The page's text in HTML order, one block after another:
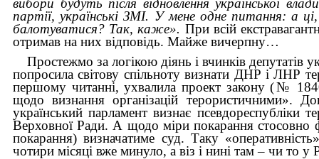
партії, українські ЗМІ. У мене одне питання: а
балотуватися? Так, каже». При всій
отримав на них відповідь. Майже вичерпну…
Простежмо за логікою діянь і вчинків депутатів
попросила світову спільноту визнати ДНР і ЛНР
першому читанні, ухвалила проект закону (№
щодо визнання організацій терористичними».
український парламент визнає
Верховної Ради. А щодо міри покарання стосовно
покарання) визначатиме суд. Таку
чотири місяці вже минуло, а віз і нині там – чи